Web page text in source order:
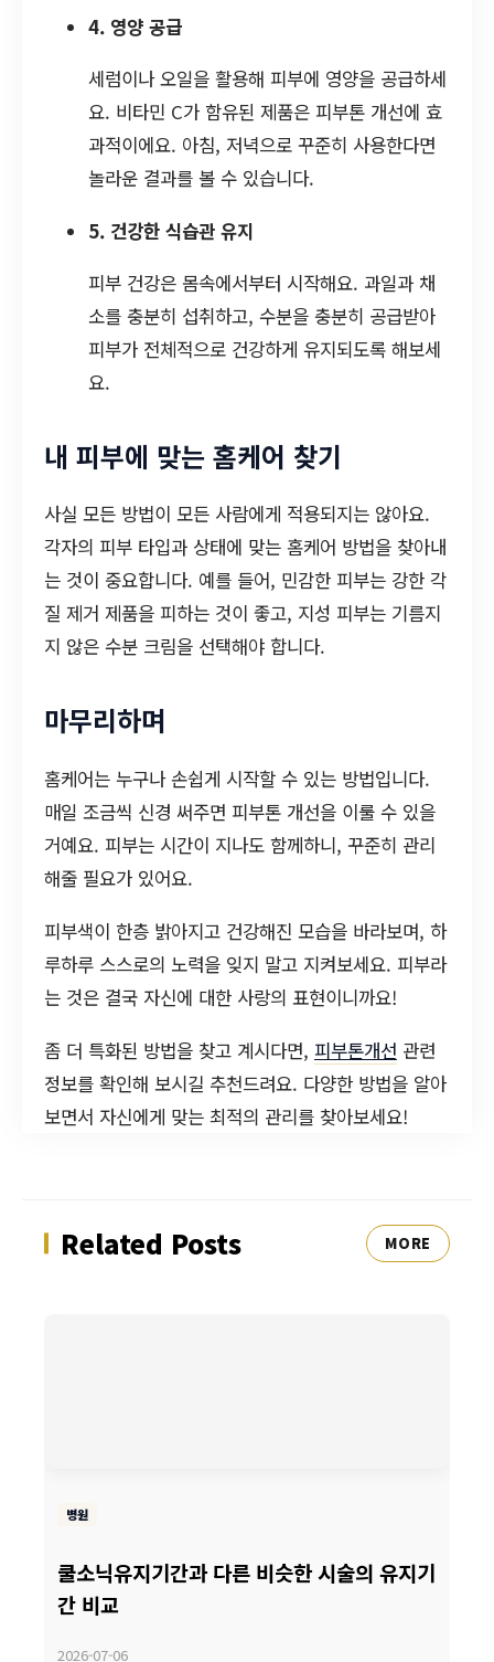
4. 영양 공급
세럼이나 오일을 활용해 피부에 영양을 공급하세
요. 비타민 C가 함유된 제품은 피부톤 개선에 효
과적이에요. 아침, 저녁으로 꾸준히 사용한다면
놀라운 결과를 볼 수 있습니다.
5. 건강한 식습관 유지
피부 건강은 몸속에서부터 시작해요. 과일과 채
소를 충분히 섭취하고, 수분을 충분히 공급받아
피부가 전체적으로 건강하게 유지되도록 해보세
요.
내 피부에 맞는 홈케어 찾기
사실 모든 방법이 모든 사람에게 적용되지는 않아요.
각자의 피부 타입과 상태에 맞는 홈케어 방법을 찾아내
는 것이 중요합니다. 예를 들어, 민감한 피부는 강한 각
질 제거 제품을 피하는 것이 좋고, 지성 피부는 기름지
지 않은 수분 크림을 선택해야 합니다.
마무리하며
홈케어는 누구나 손쉽게 시작할 수 있는 방법입니다.
매일 조금씩 신경 써주면 피부톤 개선을 이룰 수 있을
거예요. 피부는 시간이 지나도 함께하니, 꾸준히 관리
해줄 필요가 있어요.
피부색이 한층 밝아지고 건강해진 모습을 바라보며, 하
루하루 스스로의 노력을 잊지 말고 지켜보세요. 피부라
는 것은 결국 자신에 대한 사랑의 표현이니까요!
좀 더 특화된 방법을 찾고 계시다면, 피부톤개선 관련
정보를 확인해 보시길 추천드려요. 다양한 방법을 알아
보면서 자신에게 맞는 최적의 관리를 찾아보세요!
Related Posts MORE
병원
쿨소닉유지기간과 다른 비슷한 시술의 유지기
간 비교
2026-07-06